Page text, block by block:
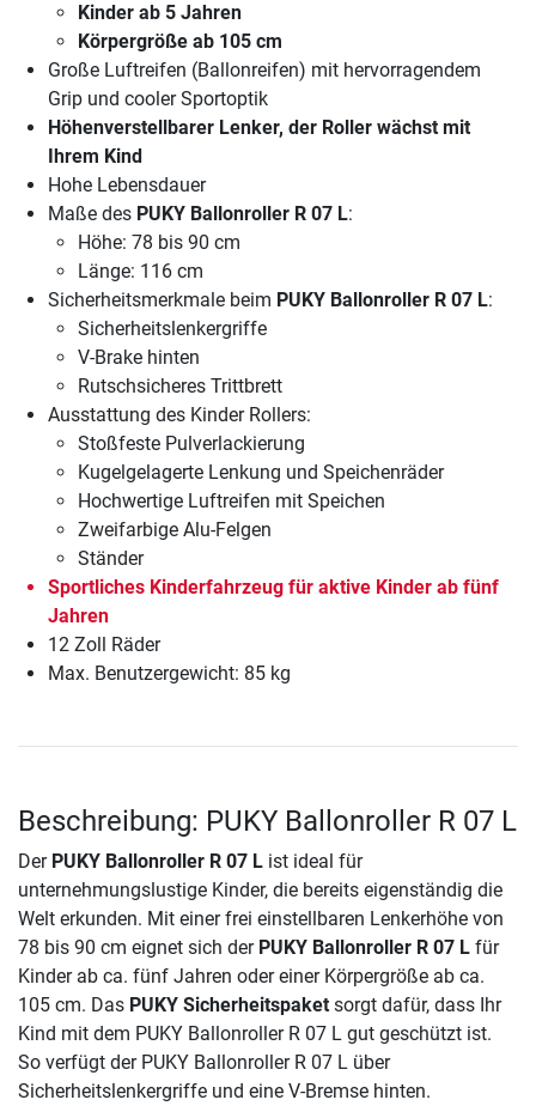
Kinder ab 5 Jahren
Körpergröße ab 105 cm
Große Luftreifen (Ballonreifen) mit hervorragendem
Grip und cooler Sportoptik
Höhenverstellbarer Lenker, der Roller wächst mit
Ihrem Kind
Hohe Lebensdauer
Maße des PUKY Ballonroller R 07 L:
Höhe: 78 bis 90 cm
Länge: 116 cm
Sicherheitsmerkmale beim PUKY Ballonroller R 07 L:
Sicherheitslenkergriffe
V-Brake hinten
Rutschsicheres Trittbrett
Ausstattung des Kinder Rollers:
Stoßfeste Pulverlackierung
Kugelgelagerte Lenkung und Speichenräder
Hochwertige Luftreifen mit Speichen
Zweifarbige Alu-Felgen
Ständer
Sportliches Kinderfahrzeug für aktive Kinder ab fünf
Jahren
12 Zoll Räder
Max. Benutzergewicht: 85 kg
Beschreibung: PUKY Ballonroller R 07 L
Der PUKY Ballonroller R 07 L ist ideal für
unternehmungslustige Kinder, die bereits eigenständig die
Welt erkunden. Mit einer frei einstellbaren Lenkerhöhe von
78 bis 90 cm eignet sich der PUKY Ballonroller R 07 L für
Kinder ab ca. fünf Jahren oder einer Körpergröße ab ca.
105 cm. Das PUKY Sicherheitspaket sorgt dafür, dass Ihr
Kind mit dem PUKY Ballonroller R 07 L gut geschützt ist.
So verfügt der PUKY Ballonroller R 07 L über
Sicherheitslenkergriffe und eine V-Bremse hinten.